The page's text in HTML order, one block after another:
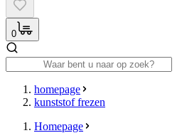
0
homepage
kunststof frezen
Homepage